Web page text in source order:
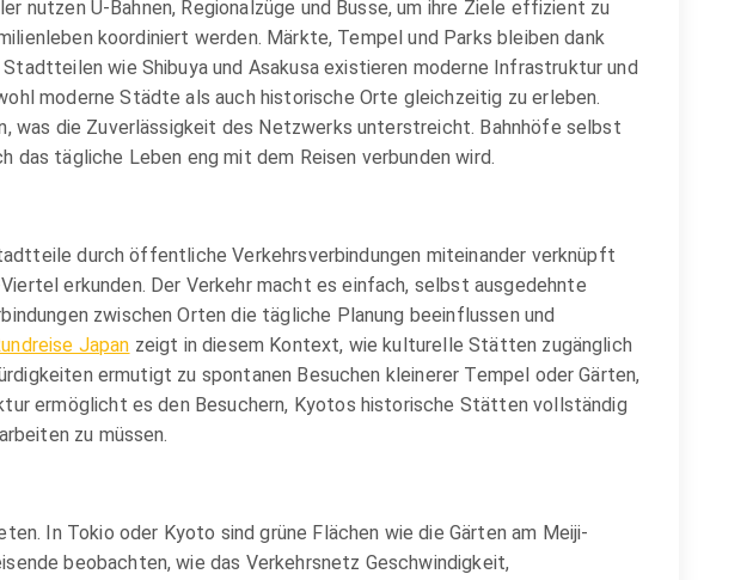
nutzen U-Bahnen, Regionalzüge und Busse, um ihre Ziele effizient zu
koordiniert werden. Märkte, Tempel und Parks bleiben dank
wie Shibuya und Asakusa existieren moderne Infrastruktur und
moderne Städte als auch historische Orte gleichzeitig zu erleben.
was die Zuverlässigkeit des Netzwerks unterstreicht. Bahnhöfe selbst
tägliche Leben eng mit dem Reisen verbunden wird.
durch öffentliche Verkehrsverbindungen miteinander verknüpft
erkunden. Der Verkehr macht es einfach, selbst ausgedehnte
zwischen Orten die tägliche Planung beeinflussen und
Japan zeigt in diesem Kontext, wie kulturelle Stätten zugänglich
ermutigt zu spontanen Besuchen kleinerer Tempel oder Gärten,
ermöglicht es den Besuchern, Kyotos historische Stätten vollständig
zu müssen.
In Tokio oder Kyoto sind grüne Flächen wie die Gärten am Meiji-
beobachten, wie das Verkehrsnetz Geschwindigkeit,